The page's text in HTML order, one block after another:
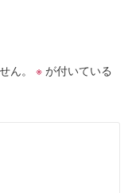
ん。
※ が付いている